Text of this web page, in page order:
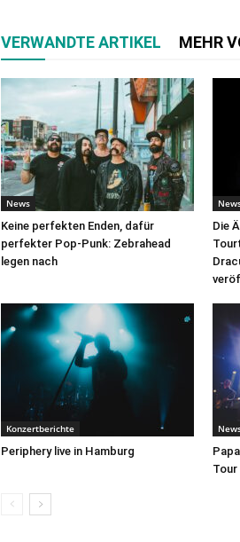
VERWANDTE ARTIKEL MEHR
News
Keine perfekten Enden, dafür
perfekter Pop-Punk: Zebrahead
legen nach
Die
Konzertberichte
Periphery live in Hamburg
Tour